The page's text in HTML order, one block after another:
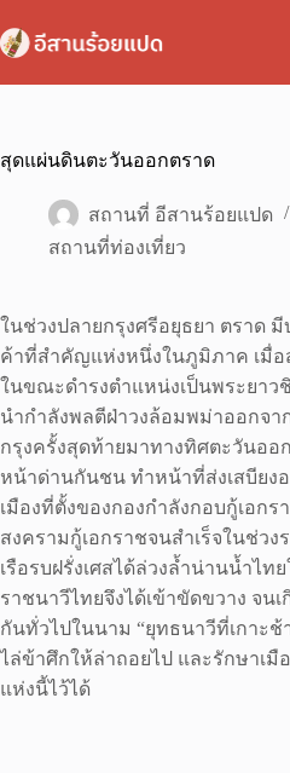
to
content
สุดแผ่นดินตะวันออกตราด
สถานที่ อีสานร้อยแปด
สถานที่ท่องเที่ยว
ในช่วงปลายกรุงศรีอยุธยา ตราด
ค้าที่สำคัญแห่งหนึ่งในภูมิภาค เมื่อ
ในขณะดำรงตำแหน่งเป็นพระยาว
นำกำลังพลตีฝ่าวงล้อมพม่าออกจา
กรุงครั้งสุดท้ายมาทางทิศตะวันออ
หน้าด่านกันชน ทำหน้าที่ส่งเสบียง
เมืองที่ตั้งของกองกำลังกอบกู้เอก
สงครามกู้เอกราชจนสำเร็จในช่ว
เรือรบฝรั่งเศสได้ล่วงล้ำน่านน้ำไท
ราชนาวีไทยจึงได้เข้าขัดขวาง จน
กันทั่วไปในนาม “ยุทธนาวีที่เกาะ
ไล่ข้าศึกให้ล่าถอยไป และรักษาเ
แห่งนี้ไว้ได้